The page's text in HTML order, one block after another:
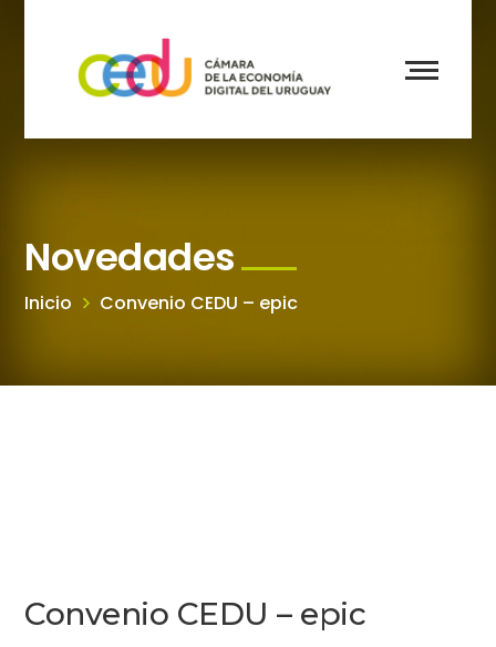
Novedades
Inicio Convenio CEDU – epic
Convenio CEDU – epic